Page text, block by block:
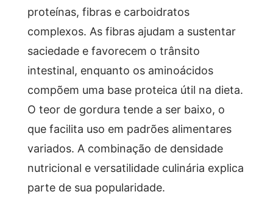
proteínas, fibras e carboidratos
complexos. As fibras ajudam a sustentar
saciedade e favorecem o trânsito
intestinal, enquanto os aminoácidos
compõem uma base proteica útil na dieta.
O teor de gordura tende a ser baixo, o
que facilita uso em padrões alimentares
variados. A combinação de densidade
nutricional e versatilidade culinária explica
parte de sua popularidade.